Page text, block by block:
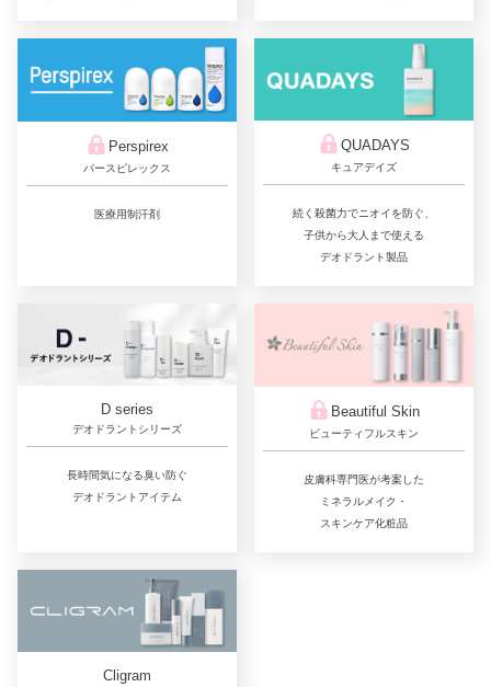
Perspirex
パースピレックス
医療用制汗剤
QUADAYS
キュアデイズ
続く殺菌力でニオイを防ぐ、
子供から大人まで使える
デオドラント製品
D series
デオドラントシリーズ
長時間気になる臭い防ぐ
デオドラントアイテム
Beautiful Skin
ビューティフルスキン
皮膚科専門医が考案した
ミネラルメイク・
スキンケア化粧品
Cligram